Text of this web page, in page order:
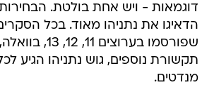
הדאיגו את נתניהו מאוד. בכל
שפורסמו בערוצים
מנדטים.